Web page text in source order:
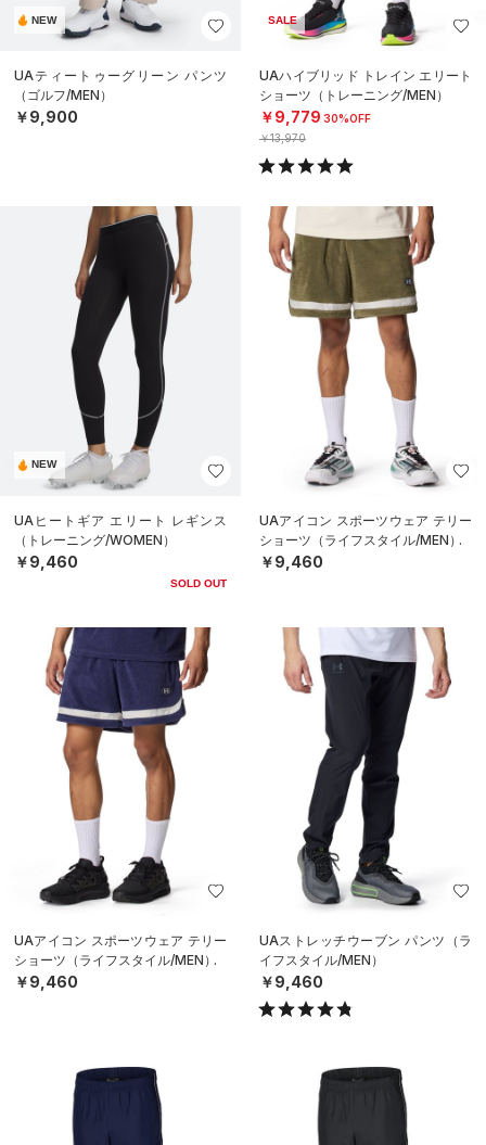
NEW
UAティートゥーグリーン パンツ
（ゴルフ/MEN）
￥9,900
SALE
UAハイブリッド トレイン エリート
ショーツ（トレーニング/MEN）
￥9,779 30%OFF
￥13,970
NEW
UAヒートギア エリート レギンス
（トレーニング/WOMEN）
￥9,460
SOLD OUT
UAアイコン スポーツウェア テリー
ショーツ（ライフスタイル/MEN）
￥9,460
UAアイコン スポーツウェア テリー
ショーツ（ライフスタイル/MEN）
￥9,460
UAストレッチウーブン パンツ（ラ
イフスタイル/MEN）
￥9,460